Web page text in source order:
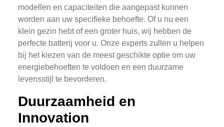
modellen en capaciteiten die aangepast kunnen
worden aan uw specifieke behoefte. Of u nu een
klein gezin hebt of een groter huis, wij hebben de
perfecte batterij voor u. Onze experts zullen u helpen
bij het kiezen van de meest geschikte optie om uw
energiebehoeften te voldoen en een duurzame
levensstijl te bevorderen.
Duurzaamheid en
Innovation